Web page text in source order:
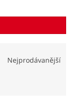
Nejprodávanější